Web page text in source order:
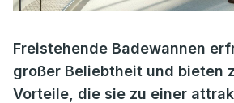
Freistehende Badewannen
großer Beliebtheit und bieten
Vorteile, die sie zu einer